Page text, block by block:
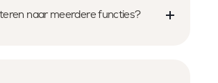
naar meerdere functies?